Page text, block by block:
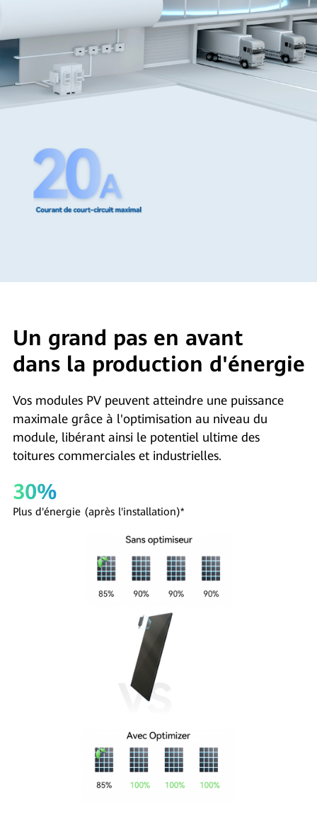
Un grand pas en avant
dans la production d'énergie
Vos modules PV peuvent atteindre une puissance
maximale grâce à l'optimisation au niveau du
module, libérant ainsi le potentiel ultime des
toitures commerciales et industrielles.
30%
Plus d'énergie (après l'installation)*